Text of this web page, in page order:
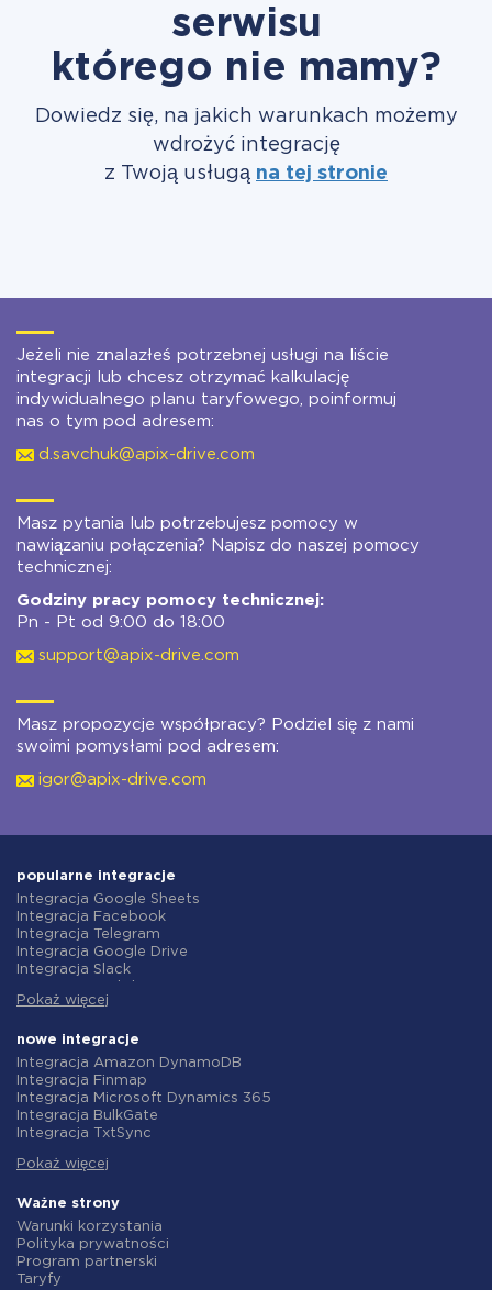
serwisu
którego nie mamy?
Dowiedz się, na jakich warunkach możemy
wdrożyć integrację
z Twoją usługą na tej stronie
Jeżeli nie znalazłeś potrzebnej usługi na liście
integracji lub chcesz otrzymać kalkulację
indywidualnego planu taryfowego, poinformuj
nas o tym pod adresem:
d.savchuk@apix-drive.com
Masz pytania lub potrzebujesz pomocy w
nawiązaniu połączenia? Napisz do naszej pomocy
technicznej:
Godziny pracy pomocy technicznej:
Pn - Pt od 9:00 do 18:00
support@apix-drive.com
Masz propozycje współpracy? Podziel się z nami
swoimi pomysłami pod adresem:
igor@apix-drive.com
popularne integracje
Integracja Google Sheets
Integracja Facebook
Integracja Telegram
Integracja Google Drive
Integracja Slack
Integracja Gmail
Integracja ClickUp
Integracja Airtable
Integracja Google Contacts
Integracja OpenAI (ChatGPT)
Integracja Instagram
Integracja ActiveCampaign
Integracja Salesforce CRM
Integracja Notion
Integracja AWeber
Integracja Asana
Integracja ZOHO CRM
Integracja Webhooks
Pokaż więcej
nowe integracje
Integracja Amazon DynamoDB
Integracja Finmap
Integracja Microsoft Dynamics 365
Integracja BulkGate
Integracja TxtSync
Integracja Corezoid
Integracja Instasent
Integracja AtomPark
Integracja TXTImpact
Integracja Campaign Monitor
Integracja CM.com
Pokaż więcej
Ważne strony
Warunki korzystania
Polityka prywatności
Program partnerski
Taryfy